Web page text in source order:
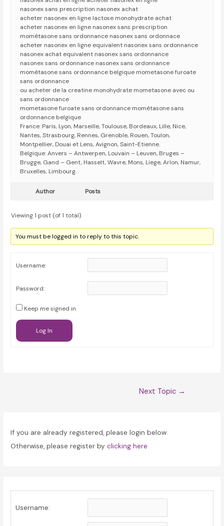
nasonex sans prescription nasonex achat
acheter nasonex en ligne lactose monohydrate achat
acheter nasonex en ligne nasonex sans prescription
mométasone sans ordonnance nasonex sans ordonnace
acheter nasonex en ligne equivalent nasonex sans ordonnance
nasonex achat equivalent nasonex sans ordonnance
nasonex sans ordonnance nasonex sans ordonnance
mométasone sans ordonnance belgique mometasone furoate
sans ordonnance
ou acheter de la creatine monohydrate mometasone avec ou
sans ordonnance
mometasone furoate sans ordonnance mométasone sans
ordonnance belgique
France: Paris, Lyon, Marseille, Toulouse, Bordeaux, Lille, Nice,
Nantes, Strasbourg, Rennes, Grenoble, Rouen, Toulon,
Montpellier, Douai et Lens, Avignon, Saint-Etienne.
Belgique: Anvers – Antwerpen, Louvain – Leuven, Bruges –
Brugge, Gand – Gent, Hasselt, Wavre, Mons, Liege, Arlon, Namur,
Bruxelles, Limbourg.
Author Posts
Viewing 1 post (of 1 total)
You must be logged in to reply to this topic.
Username:
Password:
Keep me signed in
Log In
Next Topic →
If you are already registered, please login below.
Otherwise, please register byclicking here
Username: